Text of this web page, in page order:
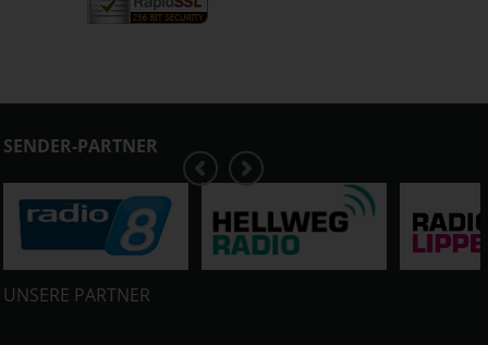
SENDER-PARTNER
UNSERE PARTNER